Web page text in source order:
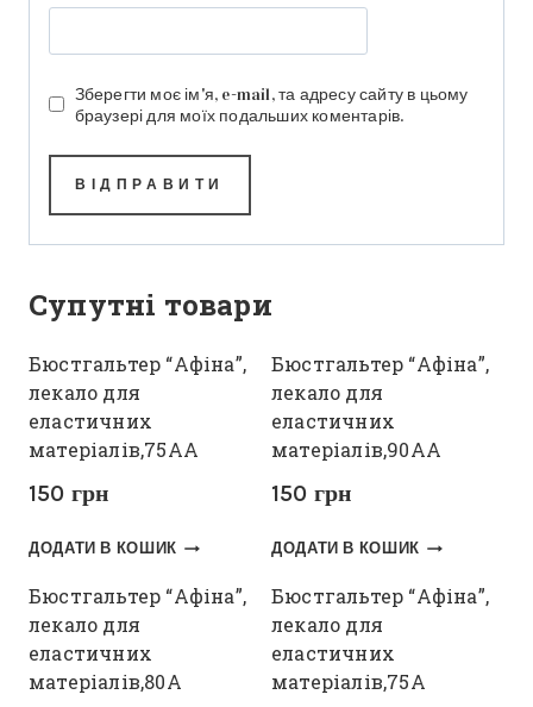
Зберегти моє ім'я, e-mail, та адресу сайту в цьому
браузері для моїх подальших коментарів.
Супутні товари
Бюстгальтер “Афіна”,
лекало для
еластичних
матеріалів,75АА
150 грн
ДОДАТИ В КОШИК
Бюстгальтер “Афіна”,
лекало для
еластичних
матеріалів,90АА
150 грн
ДОДАТИ В КОШИК
Бюстгальтер “Афіна”,
лекало для
еластичних
матеріалів,80А
Бюстгальтер “Афіна”,
лекало для
еластичних
матеріалів,75А